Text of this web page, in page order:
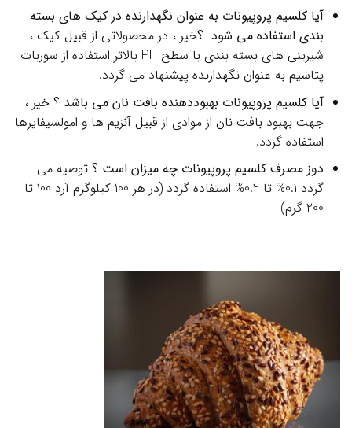
آیا کلسیم پروپیونات به عنوان نگهدارنده در کیک های بسته
بندی استفاده می شود ؟خیر ، در محصولاتی از قبیل کیک ،
شیرینی های بسته بندی با سطح PH بالاتر استفاده از سوربات
پتاسیم به عنوان نگهدارنده پیشنهاد می گردد.
آیا کلسیم پروپیونات بهبوددهنده بافت نان می باشد ؟خیر ،
جهت بهبود بافت نان از موادی از قبیل آنزیم ها و امولسیفایرها
استفاده گردد.
دوز مصرف کلسیم پروپیونات چه میزان است ؟توصیه می
گردد 0.1% تا 0.2% استفاده گردد (در هر 100 کیلوگرم آرد 100 تا
200 گرم)